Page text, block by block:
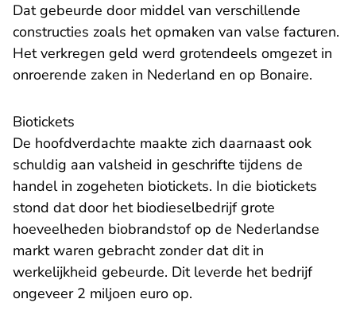
Dat gebeurde door middel van verschillende
constructies zoals het opmaken van valse facturen.
Het verkregen geld werd grotendeels omgezet in
onroerende zaken in Nederland en op Bonaire.
Biotickets
De hoofdverdachte maakte zich daarnaast ook
schuldig aan valsheid in geschrifte tijdens de
handel in zogeheten biotickets. In die biotickets
stond dat door het biodieselbedrijf grote
hoeveelheden biobrandstof op de Nederlandse
markt waren gebracht zonder dat dit in
werkelijkheid gebeurde. Dit leverde het bedrijf
ongeveer 2 miljoen euro op.